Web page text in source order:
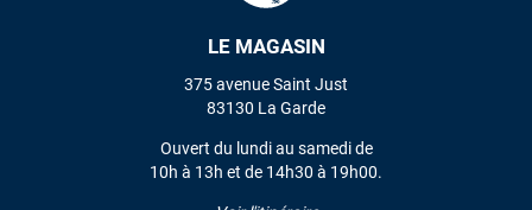
LE MAGASIN
375 avenue Saint Just
83130 La Garde
Ouvert du lundi au samedi de
10h à 13h et de 14h30 à 19h00.
VOIR TOUS LES AVIS
LAISSER UN AVIS